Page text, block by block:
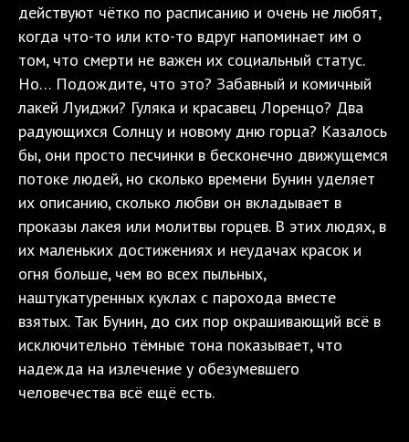
действуют чётко по расписанию и очень не любят,
когда что-то или кто-то вдруг напоминает им о
том, что смерти не важен их социальный статус.
Но… Подождите, что это? Забавный и комичный
лакей Луиджи? Гуляка и красавец Лоренцо? Два
радующихся Солнцу и новому дню горца? Казалось
бы, они просто песчинки в бесконечно движущемся
потоке людей, но сколько времени Бунин уделяет
их описанию, сколько любви он вкладывает в
проказы лакея или молитвы горцев. В этих людях, в
их маленьких достижениях и неудачах красок и
огня больше, чем во всех пыльных,
наштукатуренных куклах с парохода вместе
взятых. Так Бунин, до сих пор окрашивающий всё в
исключительно тёмные тона показывает, что
надежда на излечение у обезумевшего
человечества всё ещё есть.